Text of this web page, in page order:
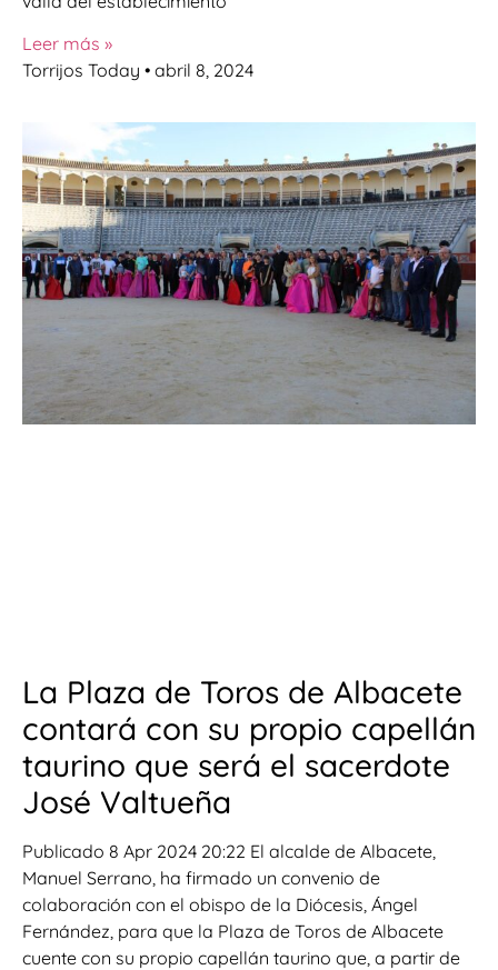
Leer más »
Torrijos Today
abril 8, 2024
La Plaza de Toros de Albacete
contará con su propio capellán
taurino que será el sacerdote
José Valtueña
Publicado 8 Apr 2024 20:22 El alcalde de Albacete,
Manuel Serrano, ha firmado un convenio de
colaboración con el obispo de la Diócesis, Ángel
Fernández, para que la Plaza de Toros de Albacete
cuente con su propio capellán taurino que, a partir de